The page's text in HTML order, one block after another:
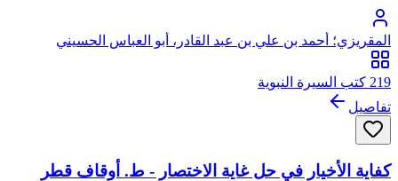
المقريزي؛ أحمد بن علي بن عبد القادر، أبو العباس الحسيني
العبيدي، تقي الدين المقريزي
219 كتب السيرة النبوية
تفاصيل
كفاية الأخيار في حل غاية الاختصار - ط. أوقاف قطر